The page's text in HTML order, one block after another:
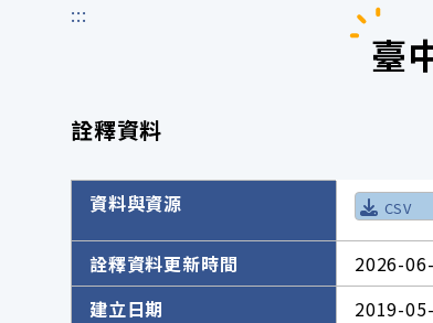
:::
臺
詮釋資料
詮釋資料詳細內容
資料與資源 CSV
詮釋資料更新時間
2026-
建立日期
2019-